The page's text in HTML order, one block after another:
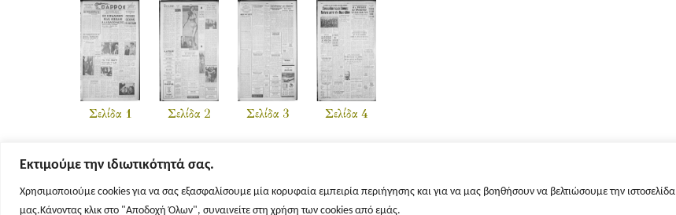
Εκτιμούμε την ιδιωτικότητά σας.
Χρησιμοποιούμε cookies για να σας εξασφαλίσουμε μία κορυφαία εμπειρία περιήγησης και για να μας βοηθήσουν να βελτιώσουμε την ιστοσελίδα
μας.Κάνοντας κλικ στο "Αποδοχή Όλων", συναινείτε στη χρήση των cookies από εμάς.
Σελίδα 1 Σελίδα 2 Σελίδα 3 Σελίδα 4